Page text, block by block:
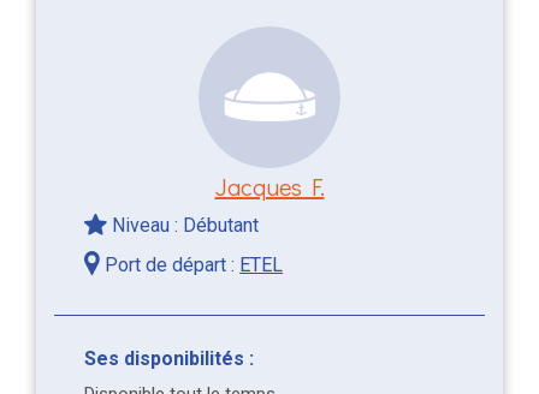
Jacques F.
Niveau : Débutant
Port de départ : ETEL
Ses disponibilités :